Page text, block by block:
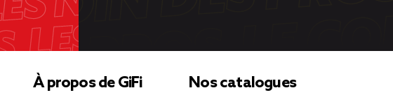
À propos de GiFi Nos catalogues